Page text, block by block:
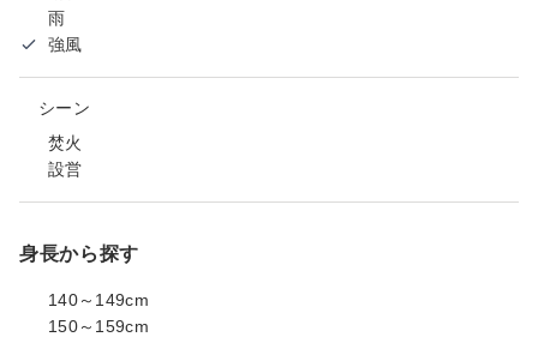
雨
強風
シーン
焚火
設営
身長から探す
140～149cm
150～159cm